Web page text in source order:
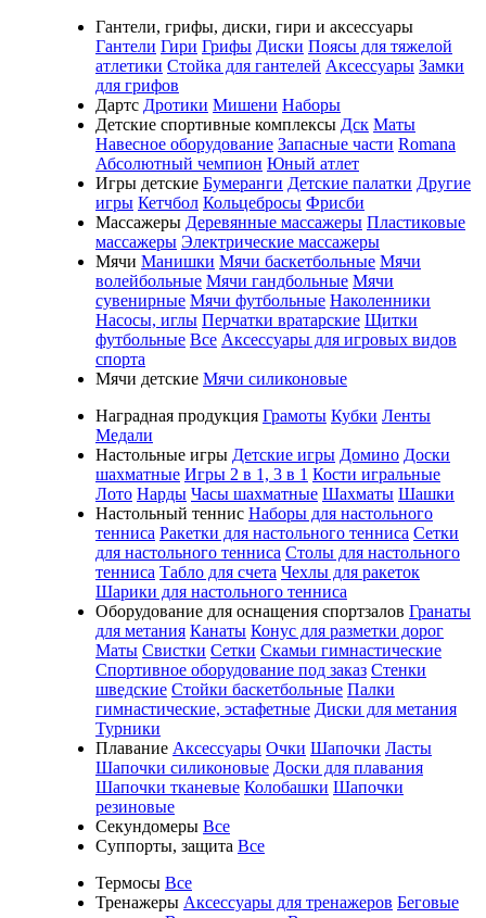
Гантели, грифы, диски, гири и аксессуары
Гантели Гири Грифы Диски Поясы для тяжелой
атлетики Стойка для гантелей Аксессуары Замки
для грифов
Дартс Дротики Мишени Наборы
Детские спортивные комплексы Дск Маты
Навесное оборудование Запасные части Romana
Абсолютный чемпион Юный атлет
Игры детские Бумеранги Детские палатки Другие
игры Кетчбол Кольцебросы Фрисби
Массажеры Деревянные массажеры Пластиковые
массажеры Электрические массажеры
Мячи Манишки Мячи баскетбольные Мячи
волейбольные Мячи гандбольные Мячи
сувенирные Мячи футбольные Наколенники
Насосы, иглы Перчатки вратарские Щитки
футбольные Все Аксессуары для игровых видов
спорта
Мячи детские Мячи силиконовые
Наградная продукция Грамоты Кубки Ленты
Медали
Настольные игры Детские игры Домино Доски
шахматные Игры 2 в 1, 3 в 1 Кости игральные
Лото Нарды Часы шахматные Шахматы Шашки
Настольный теннис Наборы для настольного
тенниса Ракетки для настольного тенниса Сетки
для настольного тенниса Столы для настольного
тенниса Табло для счета Чехлы для ракеток
Шарики для настольного тенниса
Оборудование для оснащения спортзалов Гранаты
для метания Канаты Конус для разметки дорог
Маты Свистки Сетки Скамьи гимнастические
Спортивное оборудование под заказ Стенки
шведские Стойки баскетбольные Палки
гимнастические, эстафетные Диски для метания
Турники
Плавание Аксессуары Очки Шапочки Ласты
Шапочки силиконовые Доски для плавания
Шапочки тканевые Колобашки Шапочки
резиновые
Секундомеры Все
Суппорты, защита Все
Термосы Все
Тренажеры Аксессуары для тренажеров Беговые